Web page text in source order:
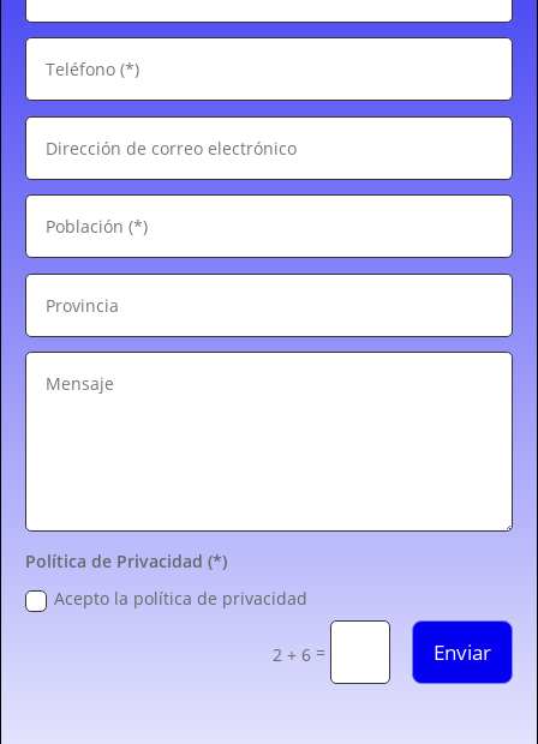
Política de Privacidad (*)
Acepto la política de privacidad
2 + 6 = Enviar